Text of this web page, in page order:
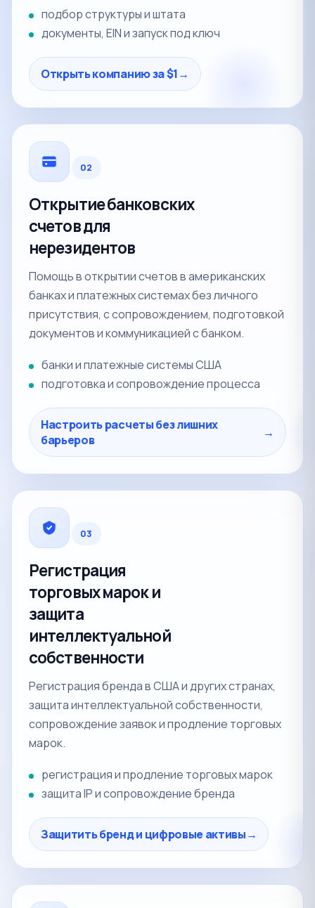
подбор структуры и штата
документы, EIN и запуск под ключ
Открыть компанию за $1→
02
Открытие банковских
счетов для
нерезидентов
Помощь в открытии счетов в американских
банках и платежных системах без личного
присутствия, с сопровождением, подготовкой
документов и коммуникацией с банком.
банки и платежные системы США
подготовка и сопровождение процесса
Настроить расчеты без лишних
барьеров
→
03
Регистрация
торговых марок и
защита
интеллектуальной
собственности
Регистрация бренда в США и других странах,
защита интеллектуальной собственности,
сопровождение заявок и продление торговых
марок.
регистрация и продление торговых марок
защита IP и сопровождение бренда
Защитить бренд и цифровые активы→